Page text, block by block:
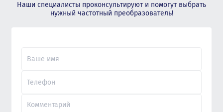
Наши специалисты проконсультируют и помогут выбрать
нужный частотный преобразователь!